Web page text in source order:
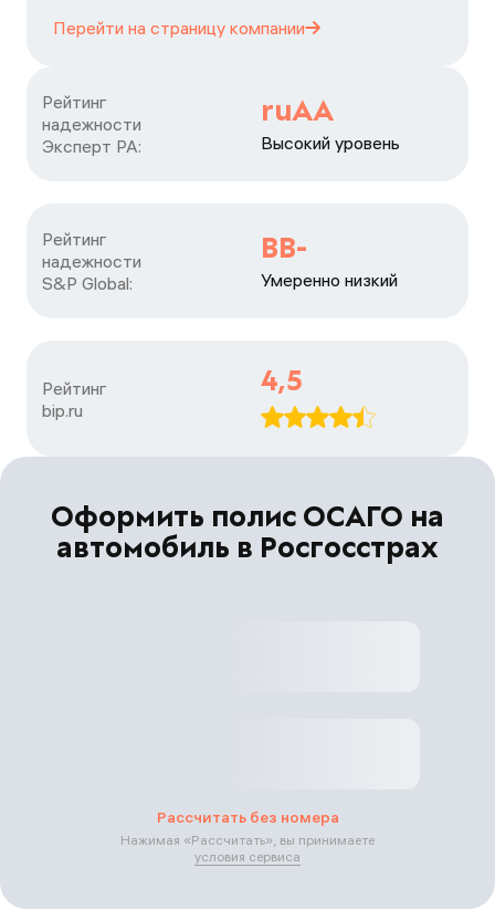
Перейти на страницу компании
Рейтинг
надежности
Эксперт РА:
ruAA
Высокий уровень
Рейтинг
надежности
S&P Global:
BB-
Умеренно низкий
Рейтинг
bip.ru
4,5
Оформить полис ОСАГО на
автомобиль в Росгосстрах
Рассчитать без номера
Нажимая «Рассчитать», вы принимаете
условия сервиса